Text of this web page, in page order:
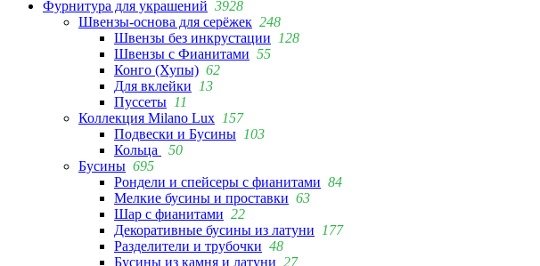
Фурнитура для украшений 3928
Швензы-основа для серёжек 248
Швензы без инкрустации
128
Швензы с Фианитами 55
Конго (Хупы) 62
Для вклейки
13
Пуссеты 11
Коллекция Milano Lux 157
Подвески и Бусины 103
Кольца
50
Бусины 695
Рондели и спейсеры с фианитами 84
Мелкие бусины и проставки 63
Шар с фианитами 22
Декоративные бусины из латуни
177
Разделители и трубочки 48
Бусины из камня и латуни 27